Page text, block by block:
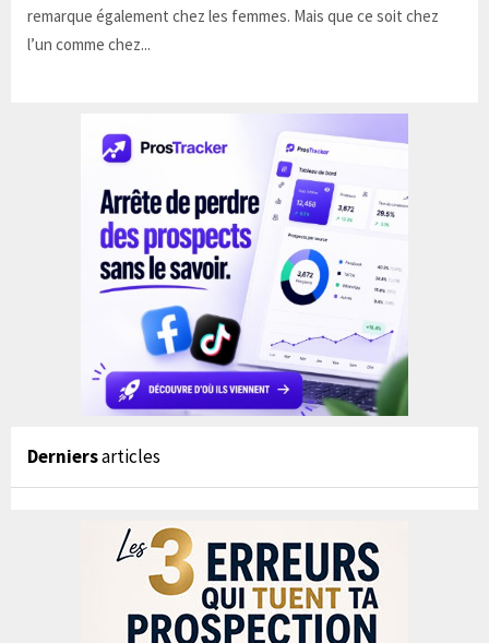
remarque également chez les femmes. Mais que ce soit chez
l’un comme chez...
Derniersarticles